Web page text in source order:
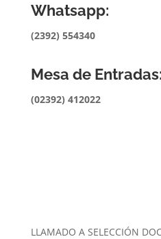
Whatsapp:
(2392) 554340
Mesa de Entradas:
(02392) 412022
LLAMADO A SELECCIÓN